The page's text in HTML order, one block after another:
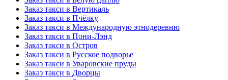
Заказ такси в Вертикаль
Заказ такси в Пчёлку
Заказ такси в Международную этнодеревню
Заказ такси в Пони-Лэнд
Заказ такси в Остров
Заказ такси в Русское подворье
Заказ такси в Уваровские пруды
Заказ такси в Дворцы